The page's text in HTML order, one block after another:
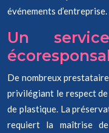
événements d’entreprise.
Un
De nombreux
privilégiant le respect
de plastique. La
requiert la maîtrise